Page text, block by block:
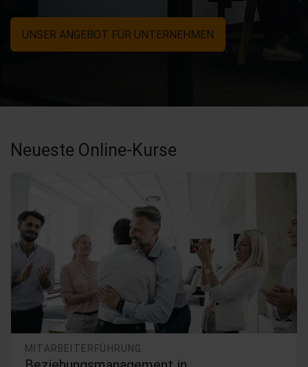
UNSER ANGEBOT FÜR UNTERNEHMEN
Neueste Online-Kurse
MITARBEITERFÜHRUNG